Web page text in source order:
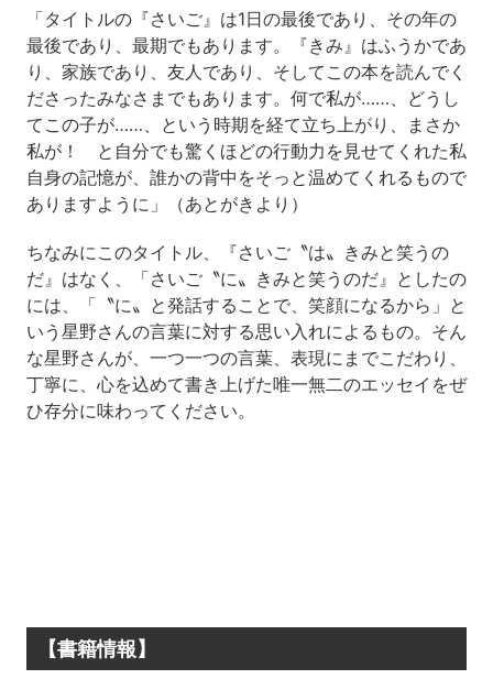
「タイトルの『さいご』は1日の最後であり、その年の
最後であり、最期でもあります。『きみ』はふうかであ
り、家族であり、友人であり、そしてこの本を読んでく
ださったみなさまでもあります。何で私が……、どうし
てこの子が……、という時期を経て立ち上がり、まさか
私が！ と自分でも驚くほどの行動力を見せてくれた私
自身の記憶が、誰かの背中をそっと温めてくれるもので
ありますように」（あとがきより）
ちなみにこのタイトル、『さいご〝は〟きみと笑うの
だ』はなく、「さいご〝に〟きみと笑うのだ』としたの
には、「〝に〟と発話することで、笑顔になるから」と
いう星野さんの言葉に対する思い入れによるもの。そん
な星野さんが、一つ一つの言葉、表現にまでこだわり、
丁寧に、心を込めて書き上げた唯一無二のエッセイをぜ
ひ存分に味わってください。
【書籍情報】